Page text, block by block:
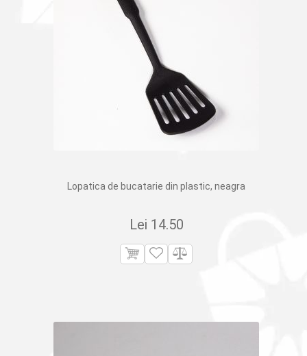
Lopatica de bucatarie din plastic, neagra
Lei 14.50